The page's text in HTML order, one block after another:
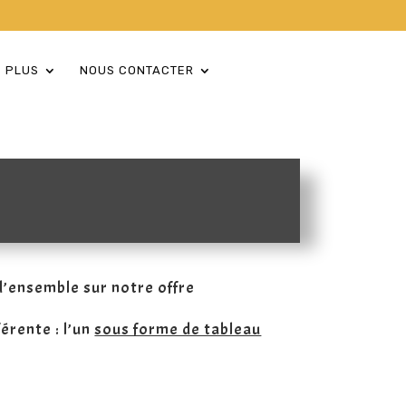
PLUS NOUS CONTACTER
sur notre offre
: l’unsous forme de tableau